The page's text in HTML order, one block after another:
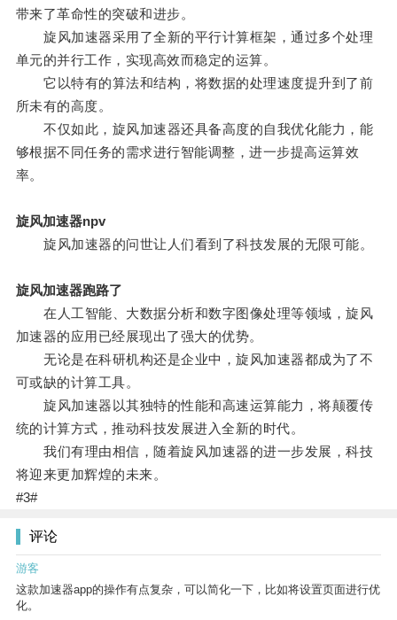
带来了革命性的突破和进步。
旋风加速器采用了全新的平行计算框架，通过多个处理
单元的并行工作，实现高效而稳定的运算。
它以特有的算法和结构，将数据的处理速度提升到了前
所未有的高度。
不仅如此，旋风加速器还具备高度的自我优化能力，能
够根据不同任务的需求进行智能调整，进一步提高运算效
率。
旋风加速器npv
旋风加速器的问世让人们看到了科技发展的无限可能。
旋风加速器跑路了
在人工智能、大数据分析和数字图像处理等领域，旋风
加速器的应用已经展现出了强大的优势。
无论是在科研机构还是企业中，旋风加速器都成为了不
可或缺的计算工具。
旋风加速器以其独特的性能和高速运算能力，将颠覆传
统的计算方式，推动科技发展进入全新的时代。
我们有理由相信，随着旋风加速器的进一步发展，科技
将迎来更加辉煌的未来。
#3#
评论
游客
这款加速器app的操作有点复杂，可以简化一下，比如将设置页面进行优
化。